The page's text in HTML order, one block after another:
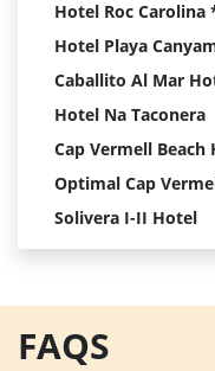
Hotel Roc
Hotel Playa
Caballito Al Mar
Hotel Na Taconera
Cap Vermell
Optimal Cap
Solivera I-II Hotel
FAQS